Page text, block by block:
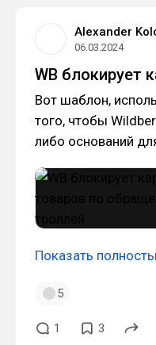
Alexander
06.03.2024
WB блокирует
Вот шаблон,
того, чтобы
либо оснований
Показать
5
1 3